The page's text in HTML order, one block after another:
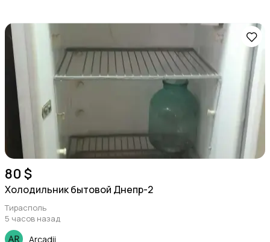
Сад и огород
Растения и семена
80 $
Холодильник бытовой Днепр-2
Тирасполь
5 часов назад
Arcadii